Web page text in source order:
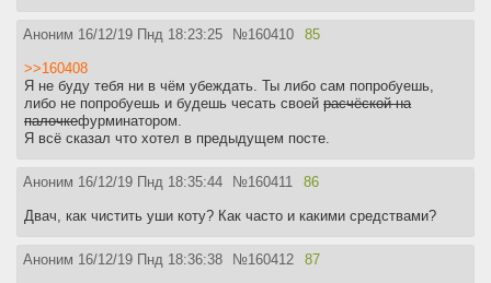
Аноним 16/12/19 Пнд 18:23:25 №160410 85
>>160408
Я не буду тебя ни в чём убеждать. Ты либо сам попробуешь,
либо не попробуешь и будешь чесать своей расчёской на
палочкефурминатором.
Я всё сказал что хотел в предыдущем посте.
Аноним 16/12/19 Пнд 18:35:44 №160411 86
Двач, как чистить уши коту? Как часто и какими средствами?
Аноним 16/12/19 Пнд 18:36:38 №160412 87